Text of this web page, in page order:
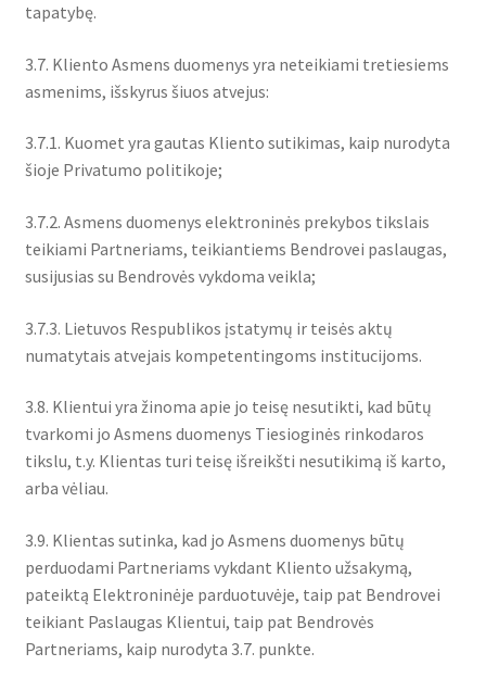
tapatybę.
3.7. Kliento Asmens duomenys yra neteikiami tretiesiems
asmenims, išskyrus šiuos atvejus:
3.7.1. Kuomet yra gautas Kliento sutikimas, kaip nurodyta
šioje Privatumo politikoje;
3.7.2. Asmens duomenys elektroninės prekybos tikslais
teikiami Partneriams, teikiantiems Bendrovei paslaugas,
susijusias su Bendrovės vykdoma veikla;
3.7.3. Lietuvos Respublikos įstatymų ir teisės aktų
numatytais atvejais kompetentingoms institucijoms.
3.8. Klientui yra žinoma apie jo teisę nesutikti, kad būtų
tvarkomi jo Asmens duomenys Tiesioginės rinkodaros
tikslu, t.y. Klientas turi teisę išreikšti nesutikimą iš karto,
arba vėliau.
3.9. Klientas sutinka, kad jo Asmens duomenys būtų
perduodami Partneriams vykdant Kliento užsakymą,
pateiktą Elektroninėje parduotuvėje, taip pat Bendrovei
teikiant Paslaugas Klientui, taip pat Bendrovės
Partneriams, kaip nurodyta 3.7. punkte.